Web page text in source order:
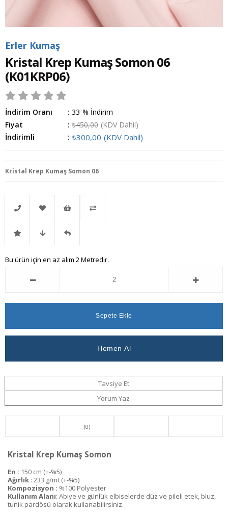
Erler Kumaş
Kristal Krep Kumaş Somon 06
(K01KRP06)
İndirim Oranı : %
33
İndirim
Fiyat
: ₺450,00 (KDV Dahil)
İndirimli
: ₺300,00 (KDV Dahil)
Kristal Krep Kumaş Somon 06
Telefonla
Sipariş
Favorilere
Ekle
İstek
Listeme
İndirimli Fiyat
Ver
Gelince
Bu ürün için en az alım 2 Metredir.
Tavsiye Et
Yorum Yaz
(0)
Kristal Krep Kumaş Somon
En : 150 cm (+-%5)
Ağırlık : 233 g/mt (+-%5)
Kompozisyon : %100 Polyester
Kullanım Alanı: Abiye ve günlük elbiselerde düz ve pileli etek, bluz,
tunik pardösü olarak kullanabilirsiniz.